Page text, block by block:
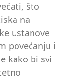
što
na
ustanove
povećanju i
kako bi svi